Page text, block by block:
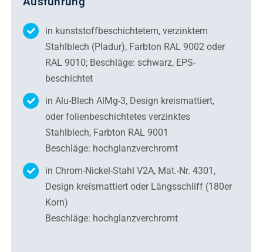
in kunststoffbeschichtetem, verzinktem
Stahlblech (Pladur), Farbton RAL 9002 oder
RAL 9010; Beschläge: schwarz, EPS-
beschichtet
in Alu-Blech AlMg-3, Design kreismattiert,
oder folienbeschichtetes verzinktes
Stahlblech, Farbton RAL 9001
Beschläge: hochglanzverchromt
in Chrom-Nickel-Stahl V2A, Mat.-Nr. 4301,
Design kreismattiert oder Längsschliff (180er
Korn)
Beschläge: hochglanzverchromt